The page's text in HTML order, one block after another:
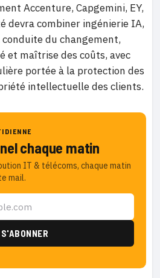
Accenture, Capgemini, EY,
devra combiner ingénierie IA,
du changement,
et maîtrise des coûts, avec
portée à la protection des
intellectuelle des clients.
chaque matin
IT & télécoms, chaque matin
mail.